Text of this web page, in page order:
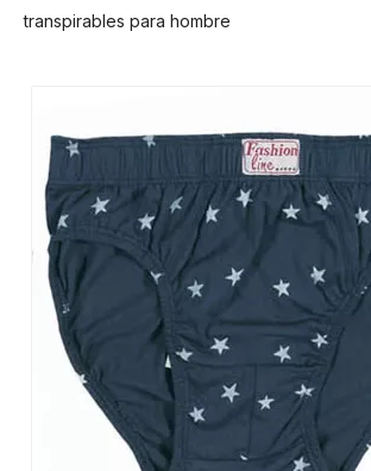
Como cualquier otro traje, el bañador infantil: un espacio agradable para relajarse en la playa
La guía definitiva de trajes de baño para niños: comodidad, diseño y seguridad
Una guía completa de trajes de baño para niños: comodidad, estilo y seguridad para divertirse bajo el sol
transpirables para hombre